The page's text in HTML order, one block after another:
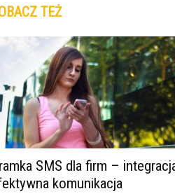
TEŻ
SMS dla firm –
komunikacja